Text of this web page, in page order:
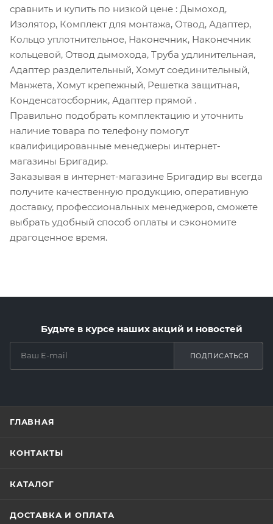
сравнить и купить по низкой цене : Дымоход,
Изолятор, Комплект для монтажа, Отвод, Адаптер,
Кольцо уплотнительное, Наконечник, Наконечник
кольцевой, Отвод дымохода, Труба удлинительная,
Адаптер разделительный, Хомут соединительный,
Манжета, Хомут крепежный, Решетка защитная,
Конденсатосборник, Адаптер прямой .
Правильно подобрать комплектацию и уточнить
наличие товара по телефону помогут
квалифицированные менеджеры интернет-
магазины Бригадир.
Заказывая в интернет-магазине Бригадир вы всегда
получите качественную продукцию, оперативную
доставку, профессиональных менеджеров, сможете
выбрать удобный способ оплаты и сэкономите
драгоценное время.
Будьте в курсе наших акций и новостей
ПОДПИСАТЬСЯ
ГЛАВНАЯ
КОНТАКТЫ
КАТАЛОГ
ДОСТАВКА И ОПЛАТА